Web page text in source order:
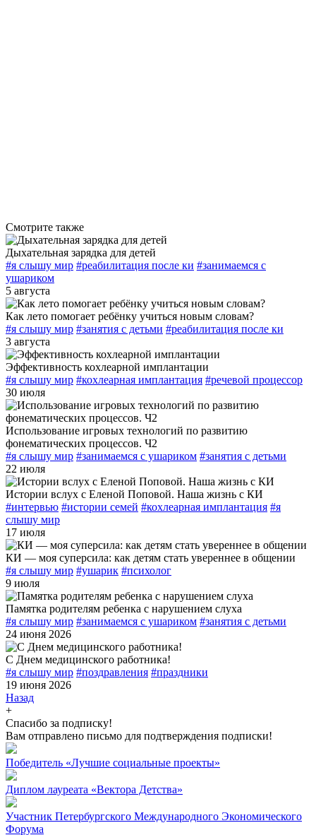
Смотрите также
Дыхательная зарядка для детей
#я слышу мир #реабилитация после ки #занимаемся с
ушариком
5 августа
Как лето помогает ребёнку учиться новым словам?
#я слышу мир #занятия с детьми #реабилитация после ки
3 августа
Эффективность кохлеарной имплантации
#я слышу мир #кохлеарная имплантация #речевой процессор
30 июля
Использование игровых технологий по развитию
фонематических процессов. Ч2
#я слышу мир #занимаемся с ушариком #занятия с детьми
22 июля
Истории вслух с Еленой Поповой. Наша жизнь с КИ
#интервью #истории семей #кохлеарная имплантация #я
слышу мир
17 июля
КИ — моя суперсила: как детям стать увереннее в общении
#я слышу мир #ушарик #психолог
9 июля
Памятка родителям ребенка с нарушением слуха
#я слышу мир #занимаемся с ушариком #занятия с детьми
24 июня 2026
С Днем медицинского работника!
#я слышу мир #поздравления #праздники
19 июня 2026
Назад
+
Спасибо за подписку!
Вам отправлено письмо для подтверждения подписки!
Победитель «Лучшие социальные проекты»
Диплом лауреата «Вектора Детства»
Участник Петербургского Международного Экономического
Форума